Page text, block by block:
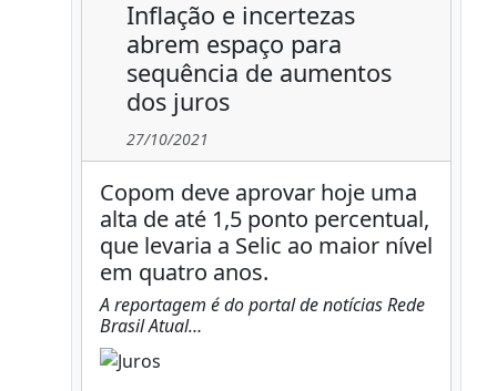
Inflação e incertezas
abrem espaço para
sequência de aumentos
dos juros
27/10/2021
Copom deve aprovar hoje uma
alta de até 1,5 ponto percentual,
que levaria a Selic ao maior nível
em quatro anos.
A reportagem é do portal de notícias Rede
Brasil Atual…